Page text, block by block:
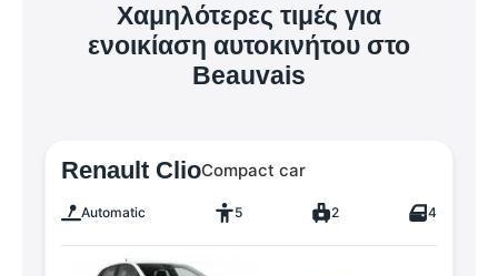
Χαμηλότερες τιμές για
ενοικίαση αυτοκινήτου στο
Beauvais
Renault ClioCompact car
Automatic 5 2 4